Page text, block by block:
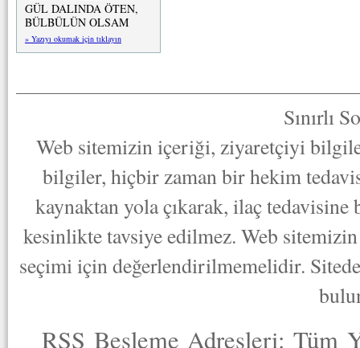
GÜL DALINDA ÖTEN,
BÜLBÜLÜN OLSAM
» Yazıyı okumak için tıklayın
Sınırlı
Web sitemizin içeriği, ziyaretçiyi
bilgiler, hiçbir zaman bir hekim
kaynaktan yola çıkarak, ilaç
kesinlikte tavsiye edilmez. Web
seçimi için değerlendirilmemelidir.
RSS Besleme Adresleri:Tüm